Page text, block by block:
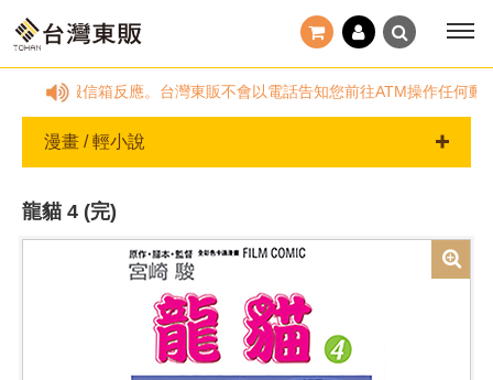
服信箱反應。台灣東販不會以電話告知您前往ATM操作任何動作
漫畫 / 輕小說
龍貓 4 (完)